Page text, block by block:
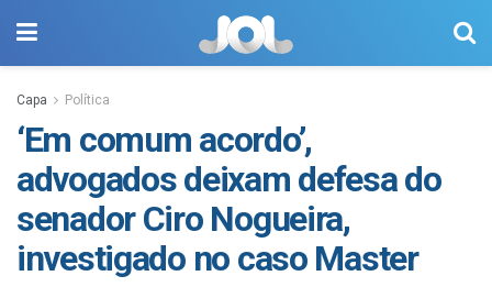
Capa Política
‘Em comum acordo’,
advogados deixam defesa do
senador Ciro Nogueira,
investigado no caso Master